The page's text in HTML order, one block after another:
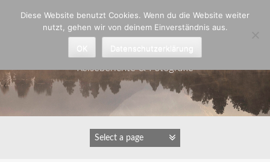
Astrid Padberg
Reiseberichte & Fotografie
Diese Website benutzt Cookies. Wenn du die Website weiter
nutzt, gehen wir von deinem Einverständnis aus.